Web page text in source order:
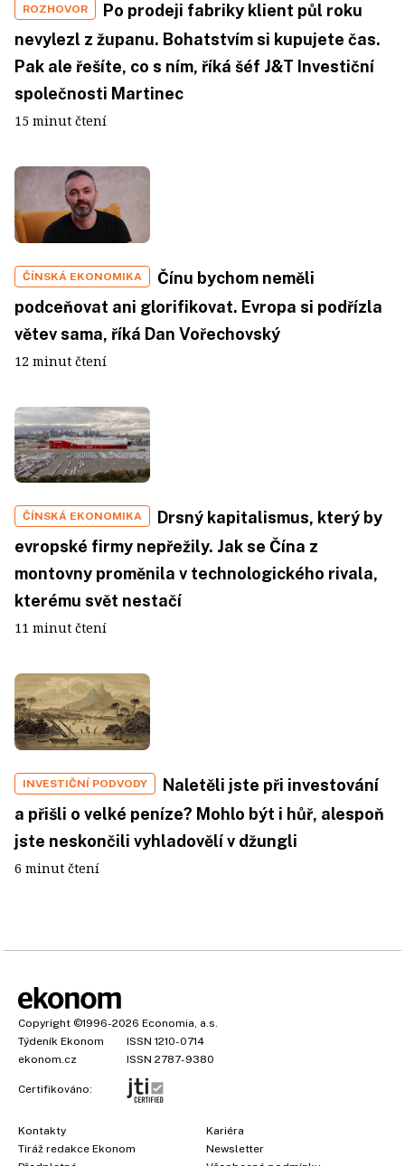
ROZHOVOR
Po prodeji fabriky klient půl roku
nevylezl z županu. Bohatstvím si kupujete čas.
Pak ale řešíte, co s ním, říká šéf J&T Investiční
společnosti Martinec
15 minut čtení
ČÍNSKÁ EKONOMIKA
Čínu bychom neměli
podceňovat ani glorifikovat. Evropa si podřízla
větev sama, říká Dan Vořechovský
12 minut čtení
ČÍNSKÁ EKONOMIKA
Drsný kapitalismus, který by
evropské firmy nepřežily. Jak se Čína z
montovny proměnila v technologického rivala,
kterému svět nestačí
11 minut čtení
INVESTIČNÍ PODVODY
Naletěli jste při investování
a přišli o velké peníze? Mohlo být i hůř, alespoň
jste neskončili vyhladovělí v džungli
6 minut čtení
Copyright ©1996-2026 Economia, a.s.
Týdeník Ekonom
ISSN 1210-0714
ekonom.cz
ISSN 2787-9380
Certifikováno:
Kontakty
Tiráž redakce Ekonom
Kariéra
Newsletter